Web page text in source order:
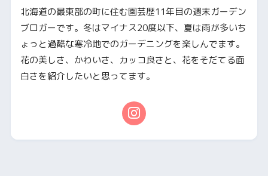
北海道の最東部の町に住む園芸歴11年目の週末ガーデン
ブロガーです。冬はマイナス20度以下、夏は雨が多いち
ょっと過酷な寒冷地でのガーデニングを楽しんでます。
花の美しさ、かわいさ、カッコ良さと、花をそだてる面
白さを紹介したいと思ってます。